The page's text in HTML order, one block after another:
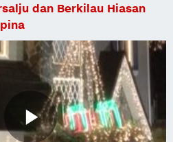
dan Berkilau Hiasan